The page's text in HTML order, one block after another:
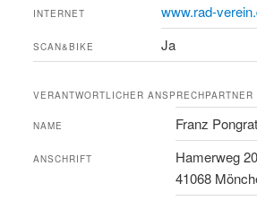
INTERNET www.rad-
SCAN&BIKE Ja
VERANTWORTLICHER ANSPRECHPARTNER
NAME Franz
ANSCHRIFT
Hamerweg
41068